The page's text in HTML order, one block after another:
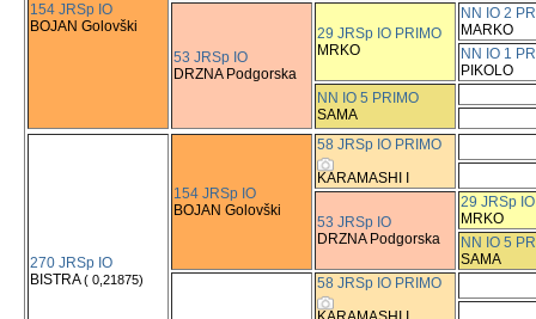
154 JRSp IO
BOJAN Golovški
53 JRSp IO
DRZNA Podgorska
29 JRSp IO PRIMO
MRKO
NN IO 2
MARKO
NN IO 1
PIKOLO
NN IO 5 PRIMO
SAMA
270 JRSp IO
BISTRA( 0,21875)
154 JRSp IO
BOJAN Golovški
58 JRSp IO PRIMO
KARAMASHI I
53 JRSp IO
DRZNA Podgorska
29 JRSp
MRKO
NN IO 5
SAMA
58 JRSp IO PRIMO